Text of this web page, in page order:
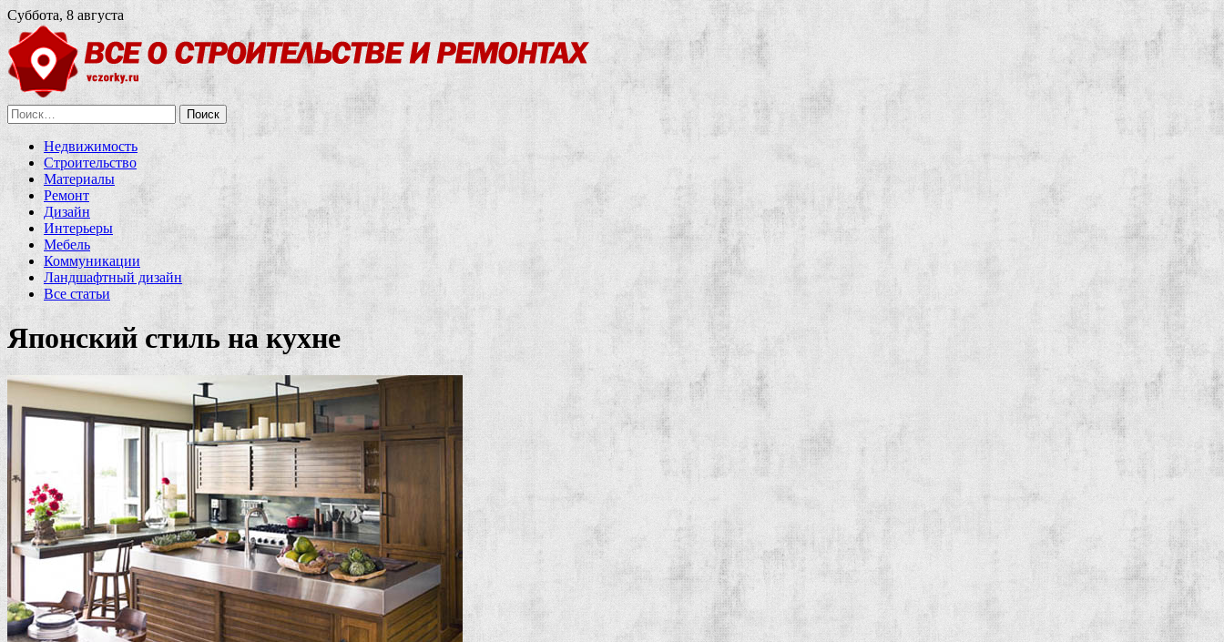
Суббота, 8 августа
Найти:
Недвижимость
Строительство
Материалы
Ремонт
Дизайн
Интерьеры
Мебель
Коммуникации
Ландшафтный дизайн
Все статьи
Японский стиль на кухне